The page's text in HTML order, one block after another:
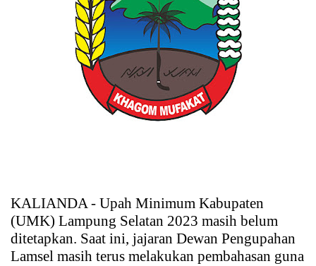
KALIANDA - Upah Minimum Kabupaten
(UMK) Lampung Selatan 2023 masih belum
ditetapkan. Saat ini, jajaran Dewan Pengupahan
Lamsel masih terus melakukan pembahasan guna